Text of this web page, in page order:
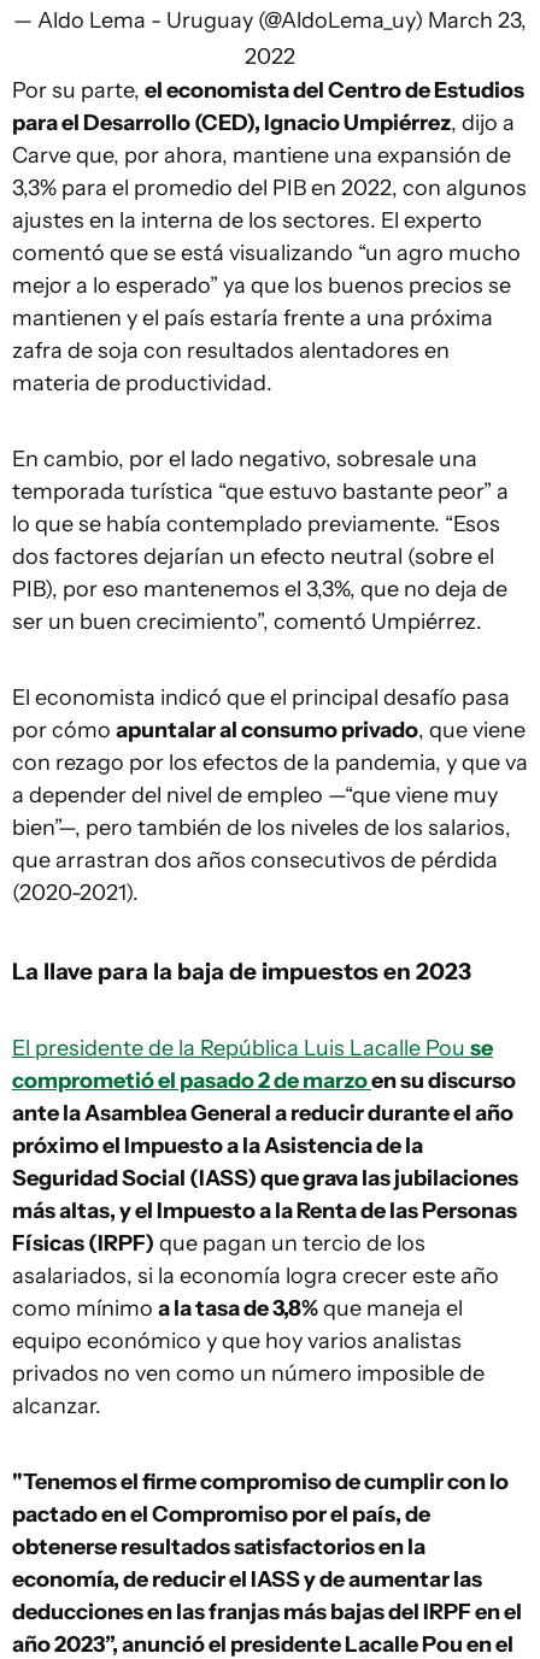
— Aldo Lema - Uruguay (@AldoLema_uy) March 23,
2022
Por su parte, el economista del Centro de Estudios
para el Desarrollo (CED), Ignacio Umpiérrez, dijo a
Carve que, por ahora, mantiene una expansión de
3,3% para el promedio del PIB en 2022, con algunos
ajustes en la interna de los sectores. El experto
comentó que se está visualizando “un agro mucho
mejor a lo esperado” ya que los buenos precios se
mantienen y el país estaría frente a una próxima
zafra de soja con resultados alentadores en
materia de productividad.
En cambio, por el lado negativo, sobresale una
temporada turística “que estuvo bastante peor” a
lo que se había contemplado previamente. “Esos
dos factores dejarían un efecto neutral (sobre el
PIB), por eso mantenemos el 3,3%, que no deja de
ser un buen crecimiento”, comentó Umpiérrez.
El economista indicó que el principal desafío pasa
por cómo apuntalar al consumo privado, que viene
con rezago por los efectos de la pandemia, y que va
a depender del nivel de empleo —“que viene muy
bien”—, pero también de los niveles de los salarios,
que arrastran dos años consecutivos de pérdida
(2020-2021).
La llave para la baja de impuestos en 2023
El presidente de la República Luis Lacalle Pou se
comprometió el pasado 2 de marzoen su discurso
ante la Asamblea General a reducir durante el año
próximo el Impuesto a la Asistencia de la
Seguridad Social (IASS) que grava las jubilaciones
más altas, y el Impuesto a la Renta de las Personas
Físicas (IRPF) que pagan un tercio de los
asalariados, si la economía logra crecer este año
como mínimo a la tasa de 3,8%que maneja el
equipo económico y que hoy varios analistas
privados no ven como un número imposible de
alcanzar.
"Tenemos el firme compromiso de cumplir con lo
pactado en el Compromiso por el país, de
obtenerse resultados satisfactorios en la
economía, de reducir el IASS y de aumentar las
deducciones en las franjas más bajas del IRPF en el
año 2023”, anunció el presidente Lacalle Pou en el